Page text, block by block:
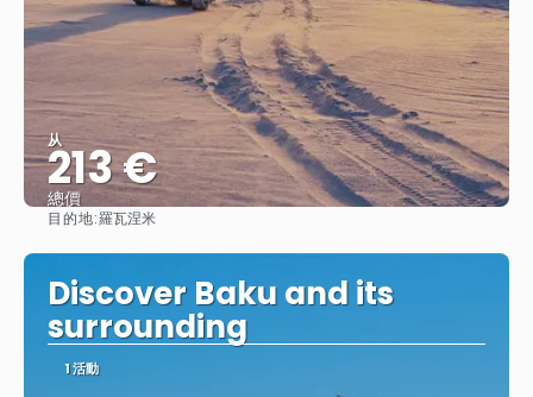
从
213 €
總價
目的地:羅瓦涅米
Discover Baku and its
surrounding
1 活動